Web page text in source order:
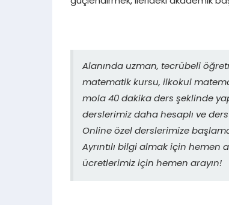
Alanında uzman, tecrübeli
matematik kursu, ilkokul
mola 40 dakika ders şeklinde
derslerimiz daha hesaplı ve
Online özel derslerimize
Ayrıntılı bilgi almak için hemen
ücretlerimiz için hemen arayın!